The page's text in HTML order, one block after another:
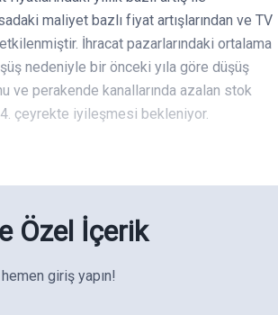
maliyet bazlı fiyat artışlarından ve TV
İhracat pazarlarındaki ortalama
nedeniyle bir önceki yıla göre düşüş
ve perakende kanallarında azalan stok
çeyrekte iyileşmesi bekleniyor.
Özel İçerik
hemen giriş yapın!